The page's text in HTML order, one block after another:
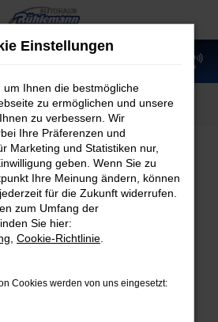
Fahrzeugmarkt
Error
Fehler aufgetreten.
Tipps, die dir helfen können:
Einstellungen
um Ihnen die bestmögliche
zu ermöglichen und unsere
zu verbessern. Wir
Ihre Präferenzen und
Marketing und Statistiken nur,
geben. Wenn Sie zu
Ihre Meinung ändern, können
für die Zukunft widerrufen.
zum Umfang der
Sie hier:
Cookie-Richtlinie
Cookies werden von uns eingesetzt: